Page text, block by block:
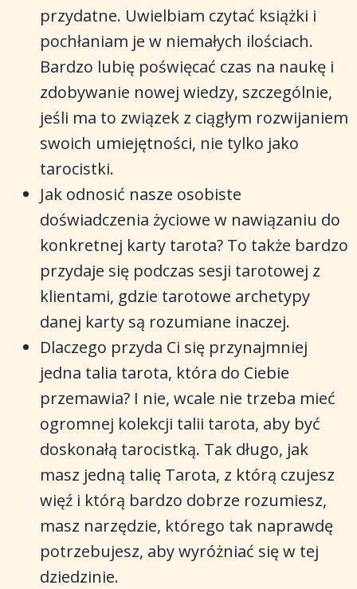
przydatne. Uwielbiam czytać książki i
pochłaniam je w niemałych ilościach.
Bardzo lubię poświęcać czas na naukę i
zdobywanie nowej wiedzy, szczególnie,
jeśli ma to związek z ciągłym rozwijaniem
swoich umiejętności, nie tylko jako
tarocistki.
Jak odnosić nasze osobiste
doświadczenia życiowe w nawiązaniu do
konkretnej karty tarota? To także bardzo
przydaje się podczas sesji tarotowej z
klientami, gdzie tarotowe archetypy
danej karty są rozumiane inaczej.
Dlaczego przyda Ci się przynajmniej
jedna talia tarota, która do Ciebie
przemawia? I nie, wcale nie trzeba mieć
ogromnej kolekcji talii tarota, aby być
doskonałą tarocistką. Tak długo, jak
masz jedną talię Tarota, z którą czujesz
więź i którą bardzo dobrze rozumiesz,
masz narzędzie, którego tak naprawdę
potrzebujesz, aby wyróżniać się w tej
dziedzinie.